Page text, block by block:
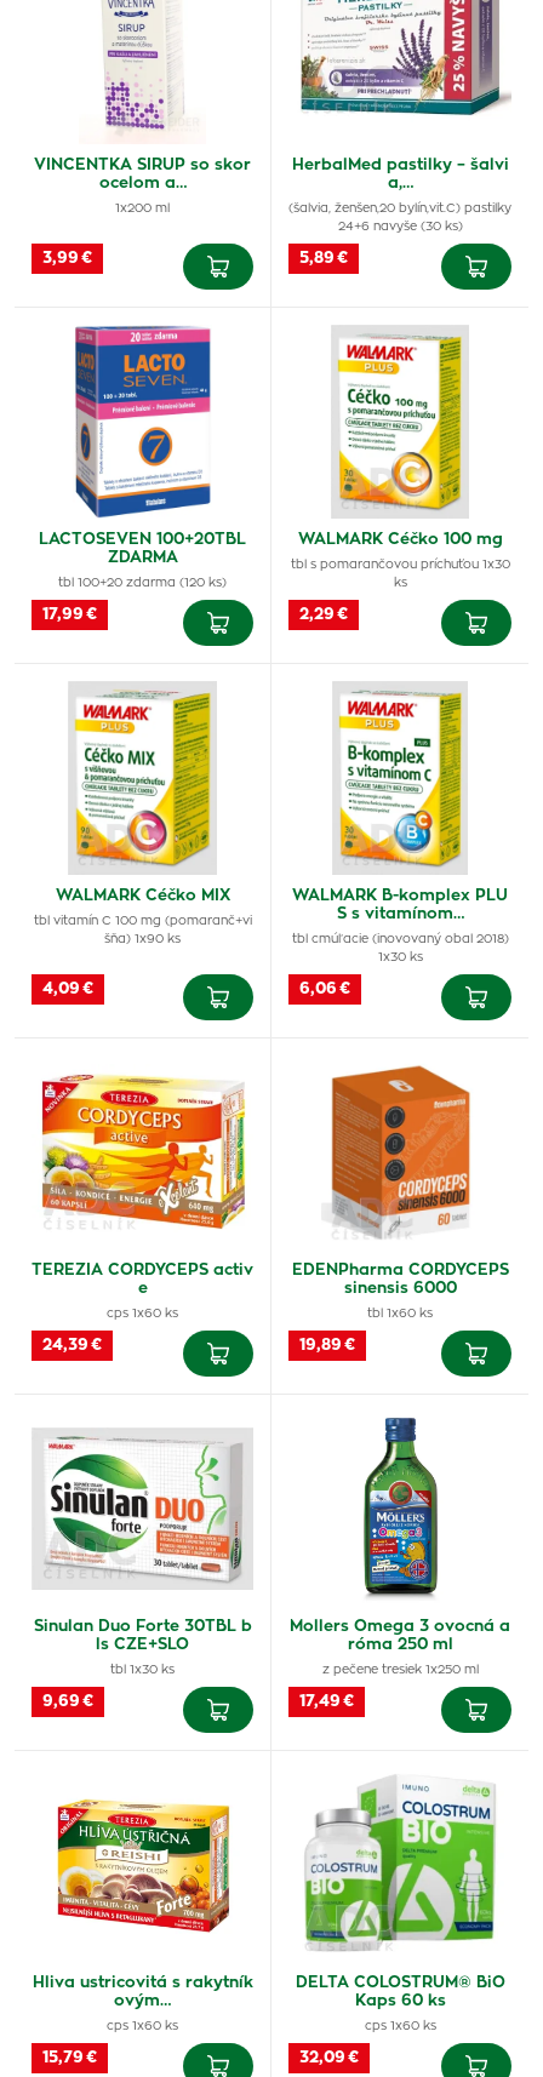
VINCENTKA SIRUP so skor
ocelom a…
1x200 ml
3,99 €
HerbalMed pastilky – šalvi
a,…
(šalvia, ženšen,20 bylín,vit.C) pastilky
24+6 navyše (30 ks)
5,89 €
LACTOSEVEN 100+20TBL
ZDARMA
tbl 100+20 zdarma (120 ks)
17,99 €
WALMARK Céčko 100 mg
tbl s pomarančovou príchuťou 1x30
ks
2,29 €
WALMARK Céčko MIX
tbl vitamín C 100 mg (pomaranč+vi
šňa) 1x90 ks
4,09 €
WALMARK B-komplex PLU
S s vitamínom…
tbl cmúľacie (inovovaný obal 2018)
1x30 ks
6,06 €
TEREZIA CORDYCEPS activ
e
cps 1x60 ks
24,39 €
EDENPharma CORDYCEPS
sinensis 6000
tbl 1x60 ks
19,89 €
Sinulan Duo Forte 30TBL b
ls CZE+SLO
tbl 1x30 ks
9,69 €
Mollers Omega 3 ovocná a
róma 250 ml
z pečene tresiek 1x250 ml
17,49 €
Hliva ustricovitá s rakytník
ovým…
cps 1x60 ks
15,79 €
DELTA COLOSTRUM® BiO
Kaps 60 ks
cps 1x60 ks
32,09 €